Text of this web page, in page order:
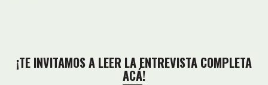
¡TE INVITAMOS A LEER LA ENTREVISTA COMPLETA
ACÁ!